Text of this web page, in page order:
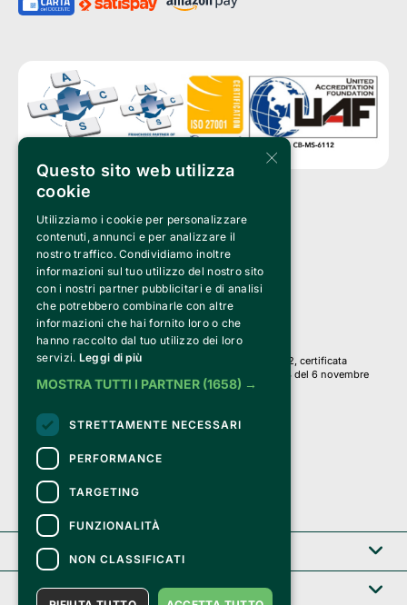
Clappit è un marchio di proprietà di:
Bemils Srl
a Socio Unico
Via Fosse Ardeatine, 4 -20092 Cinisello Balsamo (MI)
PI 05589050961
Iscr. C.C.I.A.A. Milano R.E.A. 1833471
© 2010-2025 Bemils Srl - Tutti i diritti riservati
Credits:
Clappit è basato sulla piattaforma di biglietteria Belive 6.2, certificata
dall’Agenzia delle Entrate con protocollo n. 2025/445474 del 6 novembre
2025.
Su Clappit i tuoi acquisti ed i tuoi dati
sono sicuri e protetti da un certificato SSL
con crittografia a 128 bit.
Clappit
Help center
×
Questo sito web utilizza
cookie
Utilizziamo i cookie per personalizzare
contenuti, annunci e per analizzare il
nostro traffico. Condividiamo inoltre
informazioni sul tuo utilizzo del nostro sito
con i nostri partner pubblicitari e di analisi
che potrebbero combinarle con altre
informazioni che hai fornito loro o che
hanno raccolto dal tuo utilizzo dei loro
servizi. Leggi di più
MOSTRA TUTTI I PARTNER (1658) →
STRETTAMENTE NECESSARI
PERFORMANCE
TARGETING
FUNZIONALITÀ
NON CLASSIFICATI